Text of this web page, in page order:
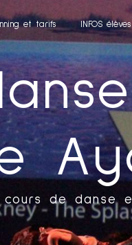
et tarifs INFOS élèves
cours de danse